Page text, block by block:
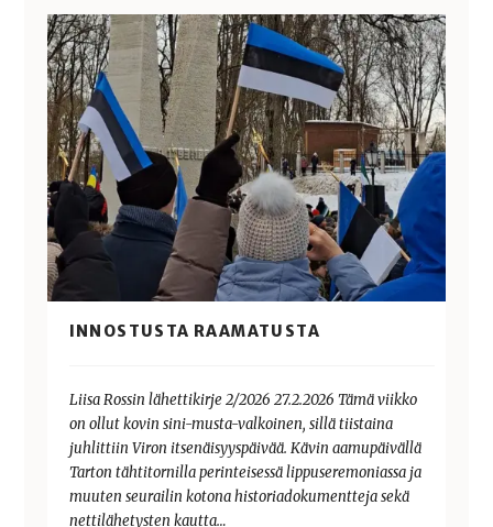
INNOSTUSTA RAAMATUSTA
Liisa Rossin lähettikirje 2/2026 27.2.2026 Tämä viikko
on ollut kovin sini-musta-valkoinen, sillä tiistaina
juhlittiin Viron itsenäisyyspäivää. Kävin aamupäivällä
Tarton tähtitornilla perinteisessä lippuseremoniassa ja
muuten seurailin kotona historiadokumentteja sekä
nettilähetysten kautta…